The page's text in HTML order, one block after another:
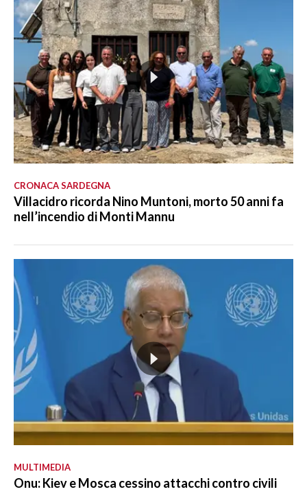
CRONACA SARDEGNA
Villacidro ricorda Nino Muntoni, morto 50 anni fa
nell’incendio di Monti Mannu
MULTIMEDIA
Onu: Kiev e Mosca cessino attacchi contro civili